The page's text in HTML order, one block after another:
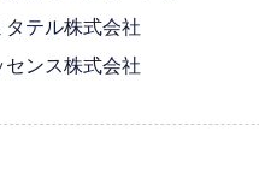
タテル株式会社
センス株式会社